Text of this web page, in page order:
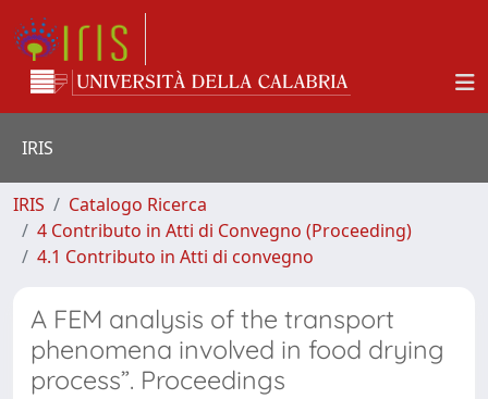
IRIS
IRIS
Catalogo Ricerca
4 Contributo in Atti di Convegno (Proceeding)
4.1 Contributo in Atti di convegno
A FEM analysis of the transport
phenomena involved in food drying
process”. Proceedings